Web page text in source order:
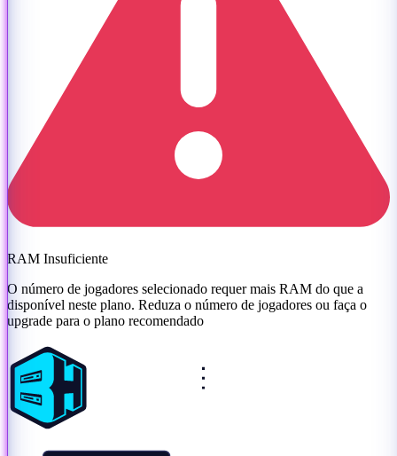
RAM Insuficiente
O número de jogadores selecionado requer mais RAM do que a
disponível neste plano. Reduza o número de jogadores ou faça o
upgrade para o plano recomendado